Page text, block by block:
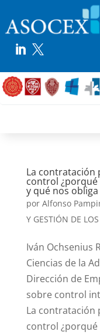
 
La contratación
control
y qué nos
por Alfonso
Y GESTIÓN DE
Iván Ochsenius
Ciencias de la
Dirección de
sobre control
La contratación
control